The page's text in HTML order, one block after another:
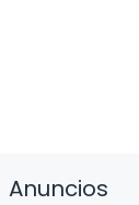
Anuncios